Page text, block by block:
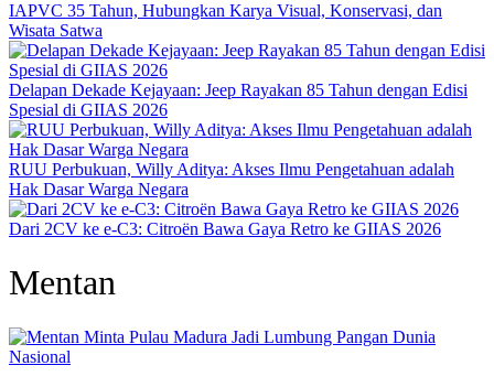
IAPVC 35 Tahun, Hubungkan Karya Visual, Konservasi, dan
Wisata Satwa
Delapan Dekade Kejayaan: Jeep Rayakan 85 Tahun dengan Edisi
Spesial di GIIAS 2026
RUU Perbukuan, Willy Aditya: Akses Ilmu Pengetahuan adalah
Hak Dasar Warga Negara
Dari 2CV ke e-C3: Citroën Bawa Gaya Retro ke GIIAS 2026
Mentan
Nasional